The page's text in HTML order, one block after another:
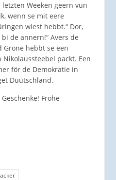
Weeken geern vun
wenn se mit eere
wiest hebbt.“ Dor,
de annern!“ Avers de
Gröne hebbt se een
packt. Een
för de Demokratie in
Düütschland.
Frohe